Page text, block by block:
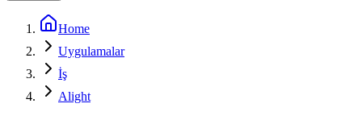
Home
Uygulamalar
İş
Alight